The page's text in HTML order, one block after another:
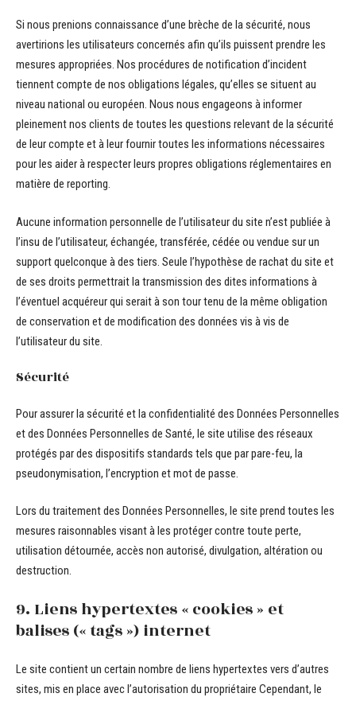
Si nous prenions connaissance d’une brèche de la sécurité, nous
avertirions les utilisateurs concernés afin qu’ils puissent prendre les
mesures appropriées. Nos procédures de notification d’incident
tiennent compte de nos obligations légales, qu’elles se situent au
niveau national ou européen. Nous nous engageons à informer
pleinement nos clients de toutes les questions relevant de la sécurité
de leur compte et à leur fournir toutes les informations nécessaires
pour les aider à respecter leurs propres obligations réglementaires en
matière de reporting.
Aucune information personnelle de l’utilisateur du site n’est publiée à
l’insu de l’utilisateur, échangée, transférée, cédée ou vendue sur un
support quelconque à des tiers. Seule l’hypothèse de rachat du site et
de ses droits permettrait la transmission des dites informations à
l’éventuel acquéreur qui serait à son tour tenu de la même obligation
de conservation et de modification des données vis à vis de
l’utilisateur du site.
Sécurité
Pour assurer la sécurité et la confidentialité des Données Personnelles
et des Données Personnelles de Santé, le site utilise des réseaux
protégés par des dispositifs standards tels que par pare-feu, la
pseudonymisation, l’encryption et mot de passe.
Lors du traitement des Données Personnelles, le site prend toutes les
mesures raisonnables visant à les protéger contre toute perte,
utilisation détournée, accès non autorisé, divulgation, altération ou
destruction.
9. Liens hypertextes « cookies » et
balises (« tags ») internet
Le site contient un certain nombre de liens hypertextes vers d’autres
sites, mis en place avec l’autorisation du propriétaire Cependant, le